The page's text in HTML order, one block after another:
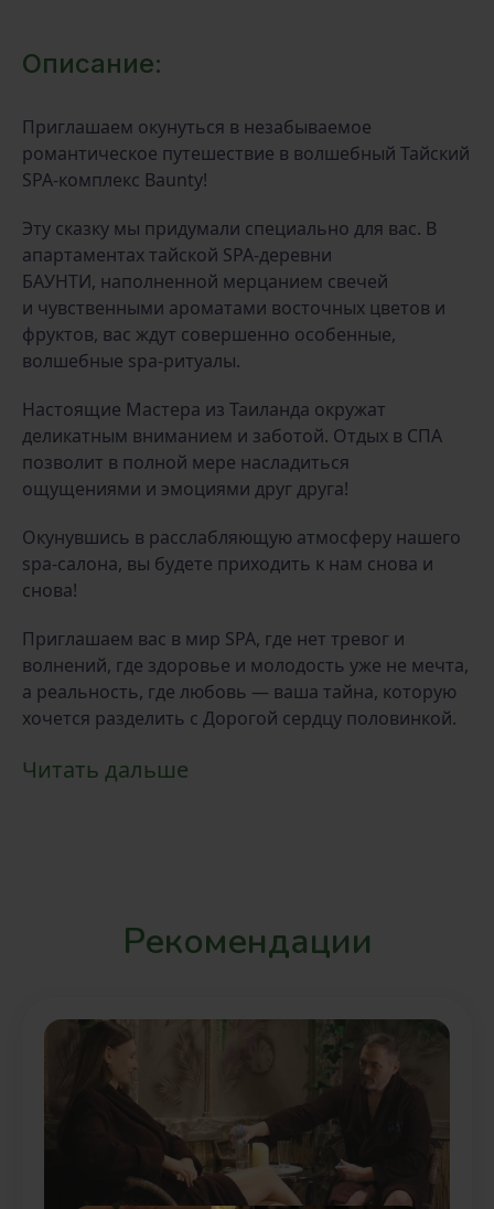
Описание:
Приглашаем окунуться в незабываемое
романтическое путешествие в волшебный Тайский
SPA-комплекс Baunty!
Эту сказку мы придумали специально для вас. В
апартаментах тайской SPA-деревни
БАУНТИ, наполненной мерцанием свечей
и чувственными ароматами восточных цветов и
фруктов, вас ждут совершенно особенные,
волшебные spa-ритуалы.
Настоящие Мастера из Таиланда окружат
деликатным вниманием и заботой. Отдых в СПА
позволит в полной мере насладиться
ощущениями и эмоциями друг друга!
Окунувшись в расслабляющую атмосферу нашего
spa-салона, вы будете приходить к нам снова и
снова!
Приглашаем вас в мир SPA, где нет тревог и
волнений, где здоровье и молодость уже не мечта,
а реальность, где любовь — ваша тайна, которую
хочется разделить с Дорогой сердцу половинкой.
Читать дальше
Рекомендации